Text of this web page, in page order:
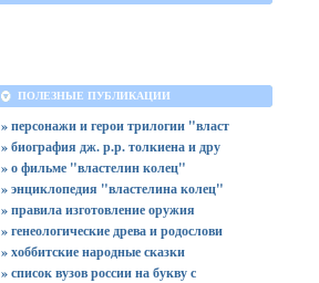
ПОЛЕЗНЫЕ ПУБЛИКАЦИИ
» персонажи и герои трилогии "власт
» биография дж. р.р. толкиена и дру
» о фильме "властелин колец"
» энциклопедия "властелина колец"
» правила изготовление оружия
» генеологические древа и родослови
» хоббитские народные сказки
» список вузов россии на букву с